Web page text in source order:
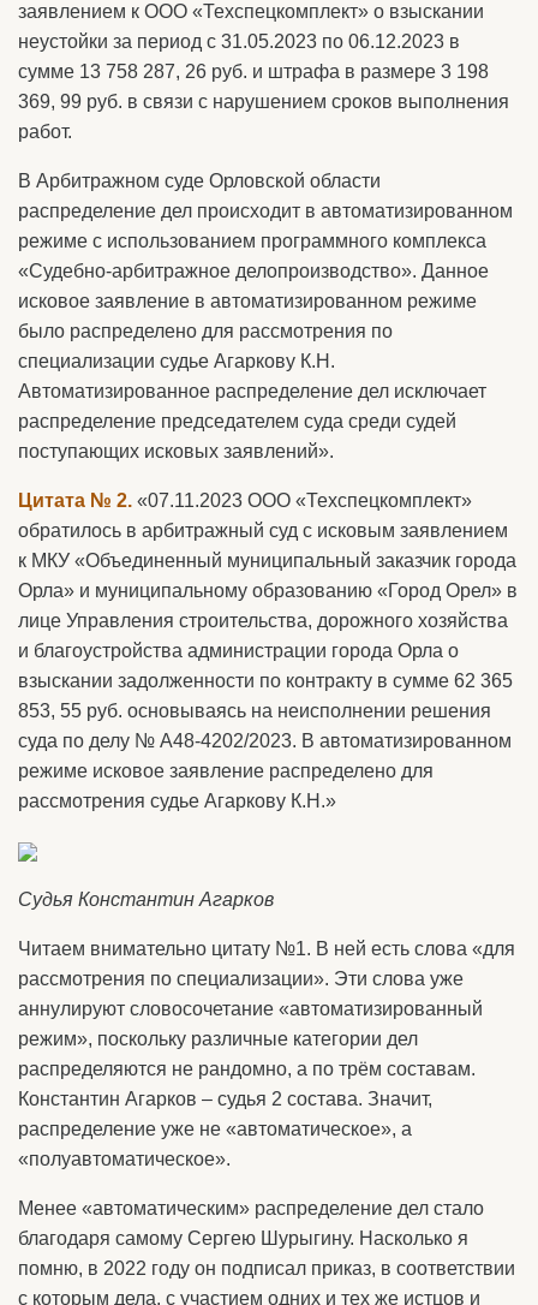
заявлением к ООО «Техспецкомплект» о взыскании
неустойки за период с 31.05.2023 по 06.12.2023 в
сумме 13 758 287, 26 руб. и штрафа в размере 3 198
369, 99 руб. в связи с нарушением сроков выполнения
работ.
В Арбитражном суде Орловской области
распределение дел происходит в автоматизированном
режиме с использованием программного комплекса
«Судебно-арбитражное делопроизводство». Данное
исковое заявление в автоматизированном режиме
было распределено для рассмотрения по
специализации судье Агаркову К.Н.
Автоматизированное распределение дел исключает
распределение председателем суда среди судей
поступающих исковых заявлений».
Цитата № 2. «07.11.2023 ООО «Техспецкомплект»
обратилось в арбитражный суд с исковым заявлением
к МКУ «Объединенный муниципальный заказчик города
Орла» и муниципальному образованию «Город Орел» в
лице Управления строительства, дорожного хозяйства
и благоустройства администрации города Орла о
взыскании задолженности по контракту в сумме 62 365
853, 55 руб. основываясь на неисполнении решения
суда по делу № А48-4202/2023. В автоматизированном
режиме исковое заявление распределено для
рассмотрения судье Агаркову К.Н.»
Судья Константин Агарков
Читаем внимательно цитату №1. В ней есть слова «для
рассмотрения по специализации». Эти слова уже
аннулируют словосочетание «автоматизированный
режим», поскольку различные категории дел
распределяются не рандомно, а по трём составам.
Константин Агарков – судья 2 состава. Значит,
распределение уже не «автоматическое», а
«полуавтоматическое».
Менее «автоматическим» распределение дел стало
благодаря самому Сергею Шурыгину. Насколько я
помню, в 2022 году он подписал приказ, в соответствии
с которым дела, с участием одних и тех же истцов и